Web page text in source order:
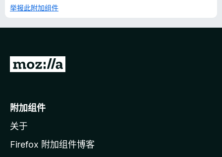
举报此附加组件
转
o
i
l
附加组件
关于
Firefox 附加组件博客